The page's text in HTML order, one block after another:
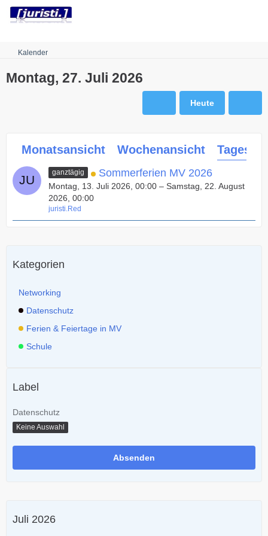
Robots.txt
Kalender
Montag, 27. Juli 2026
Heute
Monatsansicht Wochenansicht
ganztägig Sommerferien MV 2026
Montag, 13. Juli 2026, 00:00 – Samstag, 22. August
2026, 00:00
juristi.Red
Kategorien
Networking
Datenschutz
Ferien & Feiertage in MV
Schule
Label
Datenschutz
Keine Auswahl
Juli 2026